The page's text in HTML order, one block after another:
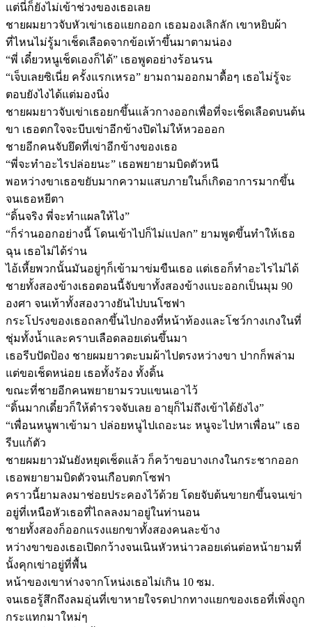
แต่นี่ก็ยังไม่เข้าช่วงของเธอเลย
ชายผมยาวจับหัวเข่าเธอแยกออก เธอมองเลิกลัก เขาหยิบผ้า
ที่ไหนไม่รู้มาเช็ดเลือดจากข้อเท้าขึ้นมาตามน่อง
“พี่ เดี๋ยวหนูเช็ดเองก็ได้” เธอพูดอย่างร้อนรน
“เจ็บเลยซิเนี่ย ครั้งแรกเหรอ” ยามถามออกมาดื้อๆ เธอไม่รู้จะ
ตอบยังไงได้แต่มองนิ่ง
ชายผมยาวจับเข่าเธอยกขึ้นแล้วกางออกเพื่อที่จะเช็ดเลือดบนต้น
ขา เธอตกใจจะบีบเข่าอีกข้างปิดไม่ให้หวอออก
ชายอีกคนจับยึดที่เข่าอีกข้างของเธอ
“พี่จะทำอะไรปล่อยนะ” เธอพยายามบิดตัวหนี
พอหว่างขาเธอขยับมากความแสบภายในก็เกิดอาการมากขึ้น
จนเธอหยีตา
“ดิ้นจริง พี่จะทำแผลให้ไง”
“ก็ร่านออกอย่างนี้ โดนเข้าไปก็ไม่แปลก” ยามพูดขึ้นทำให้เธอ
ฉุน เธอไม่ได้ร่าน
ไอ้เหี้ยพวกนั้นมันอยู่ๆก็เข้ามาข่มขืนเธอ แต่เธอก็ทำอะไรไม่ได้
ชายทั้งสองข้างเธอตอนนี้จับขาทั้งสองข้างแบะออกเป็นมุม 90
องศา จนเท้าทั้งสองวางยันไปบนโซฟา
กระโปรงของเธอถลกขึ้นไปกองที่หน้าท้องและโชว์กางเกงในที่
ชุ่มทั้งน้ำและคราบเลือดลอยเด่นขึ้นมา
เธอรีบปัดป้อง ชายผมยาวตะบมผ้าไปตรงหว่างขา ปากก็พล่าม
แต่ขอเช็ดหน่อย เธอทั้งร้อง ทั้งดิ้น
ขณะที่ชายอีกคนพยายามรวบแขนเอาไว้
“ดิ้นมากเดี๋ยวก็ให้ตำรวจจับเลย อายุก็ไม่ถึงเข้าได้ยังไง”
“เพื่อนหนูพาเข้ามา ปล่อยหนูไปเถอะนะ หนูจะไปหาเพื่อน” เธอ
รีบแก้ตัว
ชายผมยาวมันยังหยุดเช็ดแล้ว ก็คว้าขอบางเกงในกระชากออก
เธอพยายามบิดตัวจนเกือบตกโซฟา
คราวนี้ยามลงมาช่อยประคองไว้ด้วย โดยจับต้นขายกขึ้นจนเข่า
อยู่ที่เหนือหัวเธอที่ไถลลงมาอยู่ในท่านอน
ชายทั้งสองก็ออกแรงแยกขาทั้งสองคนละข้าง
หว่างขาของเธอเปิดกว้างจนเนินหัวหน่าวลอยเด่นต่อหน้ายามที่
นั้งคุกเข่าอยู่ที่พื้น
หน้าของเขาห่างจากโหน่งเธอไม่เกิน 10 ซม.
จนเธอรู้สึกถึงลมอุ่นที่เขาหายใจรดปากทางแยกของเธอที่เพิ่งถูก
กระแทกมาใหม่ๆ